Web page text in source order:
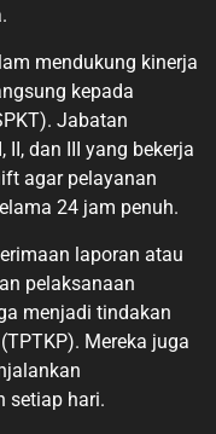
mendukung kinerja
kepada
Jabatan
dan III yang bekerja
agar pelayanan
24 jam penuh.
laporan atau
pelaksanaan
menjadi tindakan
Mereka juga
setiap hari.